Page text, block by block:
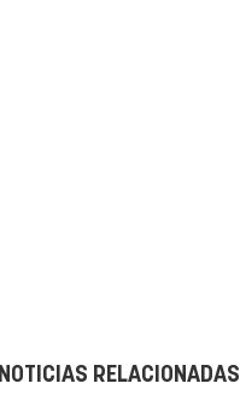
NOTICIAS RELACIONADAS